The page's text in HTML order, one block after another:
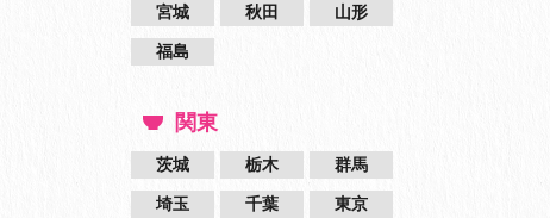
宮城 秋田 山形
福島
関東
茨城 栃木 群馬
埼玉 千葉 東京